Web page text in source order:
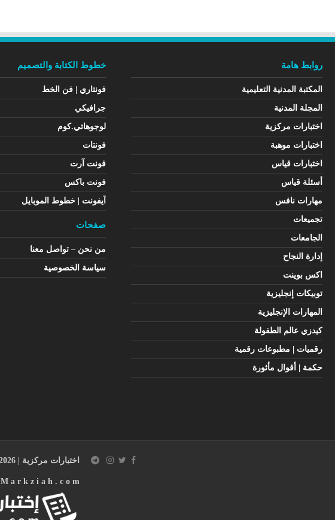
روابط هامة
المكتبة المدنية التعليمية
المجلة المدنية
اختبارات مركزية
اختبارات موهبة
اختبارات قياس
أسئلة قياس
مهارات نافس
تجميعات
الجامعات
إدارة النجاح
اكس بوينت
توبيكات إنجليزية
المهارات الإنجليزية
كيدزي عالم الطفولة
رقميات | مطبوعات رقمية
حكمة | أقوال مأثورة
خطوط الكتابة والتصميم
فونتاري | فن الخط
جرافيكي
لوجوهاتي.كوم
فونتات
فونت آرت
فونت باكس
آيفونت | خطوط الموبايل
صفحات
من نحن – تواصل معنا
سياسة الخصوصية
اختبارات مركزية
M a r k z i a h . c o m